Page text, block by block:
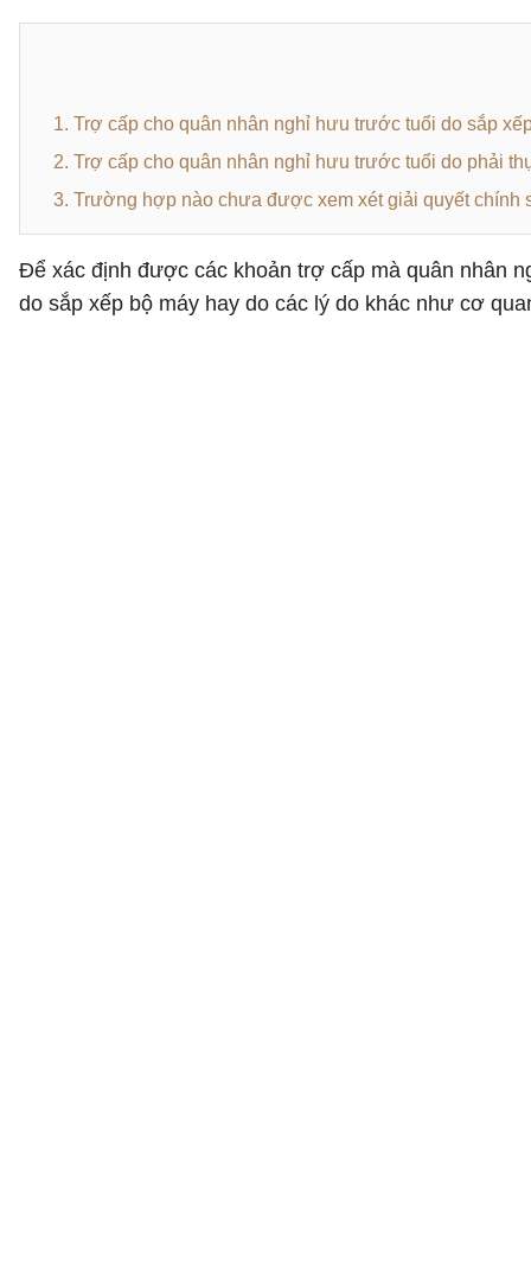
1. Trợ cấp cho quân nhân nghỉ hưu trước tuổi do sắp
2. Trợ cấp cho quân nhân nghỉ hưu trước tuổi do phải
3. Trường hợp nào chưa được xem xét giải quyết chính
Để xác định được các khoản trợ cấp mà quân nhân
do sắp xếp bộ máy hay do các lý do khác như cơ